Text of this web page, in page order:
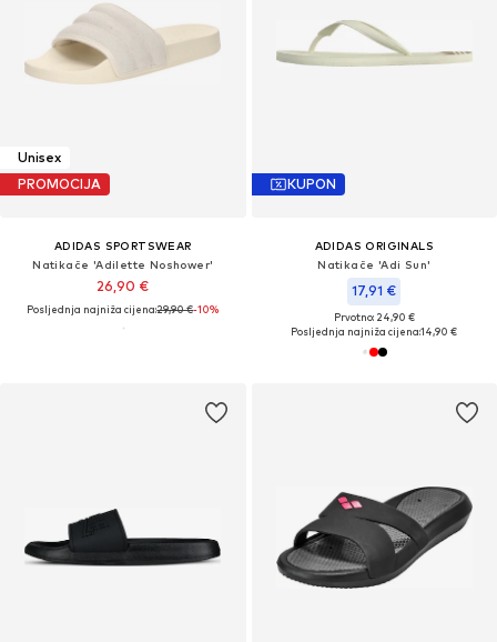
Unisex
PROMOCIJA
ADIDAS SPORTSWEAR
Natikače 'Adilette Noshower'
26,90 €
Posljednja najniža cijena:29,90 €-10%
KUPON
ADIDAS ORIGINALS
Natikače 'Adi Sun'
17,91 €
Prvotno: 24,90 €
Posljednja najniža cijena:14,90 €